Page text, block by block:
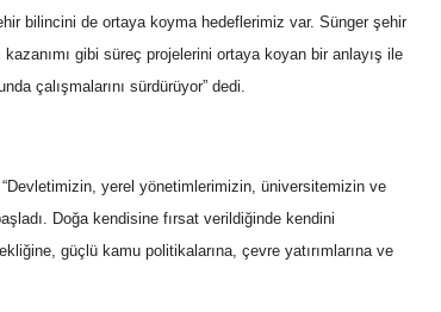
bilincini de ortaya koyma hedeflerimiz var. Sünger şehir
gibi süreç projelerini ortaya koyan bir anlayış ile
çalışmalarını sürdürüyor” dedi.
yerel yönetimlerimizin, üniversitemizin ve
Doğa kendisine fırsat verildiğinde kendini
güçlü kamu politikalarına, çevre yatırımlarına ve